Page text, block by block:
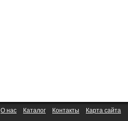
О нас Каталог Контакты Карта сайта